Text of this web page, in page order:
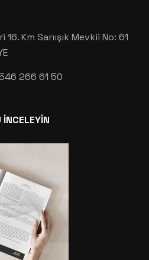
Km Sarıışık Mevkii No: 61
266 61 50